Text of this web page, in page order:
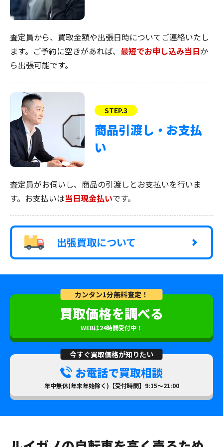
査定員から、買取金額や出張日時についてご連絡いたし
ます。ご予約に空きがあれば、 最短でお申し込み当日か
ら出張可能です。
STEP.3
商品引渡し・お支払
い
査定員がお伺いし、商品の引渡しとお支払いを行いま
す。お支払いは当日現金払いです。
出張買取について
カンタン1分無料査定！
買取価格を調べる
WEBは24時間受付中！
今すぐ買取価格が知りたい
お電話で買取相談
年中無休(年末年始除く)【受付時間】9:15～21:00